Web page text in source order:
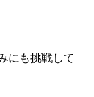
にも挑戦して